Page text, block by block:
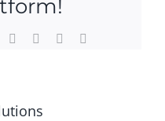
TumblrPinterest